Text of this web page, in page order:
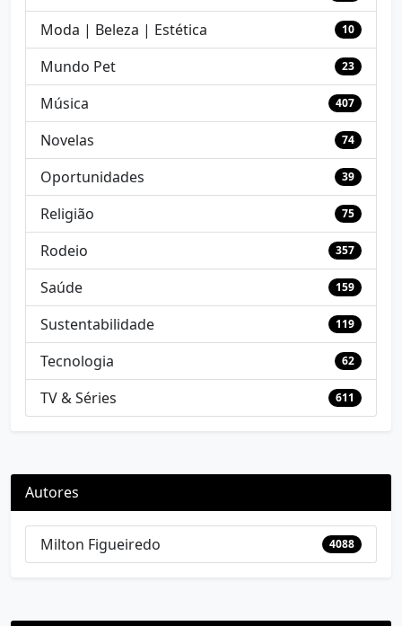
Moda | Beleza | Estética 10
Mundo Pet 23
Música 407
Novelas 74
Oportunidades 39
Religião 75
Rodeio 357
Saúde 159
Sustentabilidade 119
Tecnologia 62
TV & Séries 611
Autores
Milton Figueiredo 4088